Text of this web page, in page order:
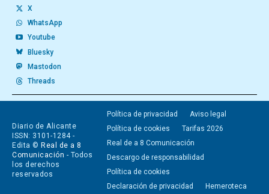
X
WhatsApp
Youtube
Bluesky
Mastodon
Threads
Diario de Alicante
ISSN: 3101-1284 -
Edita © Real de a 8
Comunicación - Todos
los derechos
reservados
Política de privacidad
Aviso legal
Política de cookies
Tarifas 2026
Real de a 8 Comunicación
Descargo de responsabilidad
Política de cookies
Declaración de privacidad
Hemeroteca